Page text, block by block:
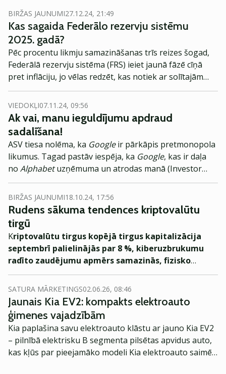
BIRŽAS JAUNUMI27.12.24, 21:49
Kas sagaida Federālo rezervju sistēmu
2025. gadā?
Pēc procentu likmju samazināšanas trīs reizes šogad,
Federālā rezervju sistēma (FRS) ieiet jaunā fāzē cīņā
pret inflāciju, jo vēlas redzēt, kas notiek ar solītajām
augstajām likmēm.
VIEDOKĻI07.11.24, 09:56
Ak vai, manu ieguldījumu apdraud
sadalīšana!
ASV tiesa nolēma, ka Googleir pārkāpis pretmonopola
likumus. Tagad pastāv iespēja, ka Google, kas ir daļa
no Alphabetuzņēmuma un atrodas manā (Investor
Toomas) investīciju portfelī, varētu tikt sadalīts
mazākās daļās. Ko tas īsti nozīmē?
BIRŽAS JAUNUMI18.10.24, 17:56
Rudens sākuma tendences kriptovalūtu
tirgū
Kriptovalūtu tirgus kopējā tirgus kapitalizācija
septembrī palielinājās par 8 %, kiberuzbrukumu
radīto zaudējumu apmērs samazinās, fizisko
aktīvu tokenizācija uzņem apgriezienus.
SATURA MĀRKETINGS02.06.26, 08:46
Jaunais Kia EV2: kompakts elektroauto
ģimenes vajadzībām
Kia paplašina savu elektroauto klāstu ar jauno Kia EV2
– pilnībā elektrisku B segmenta pilsētas apvidus auto,
kas kļūs par pieejamāko modeli Kia elektroauto saimē